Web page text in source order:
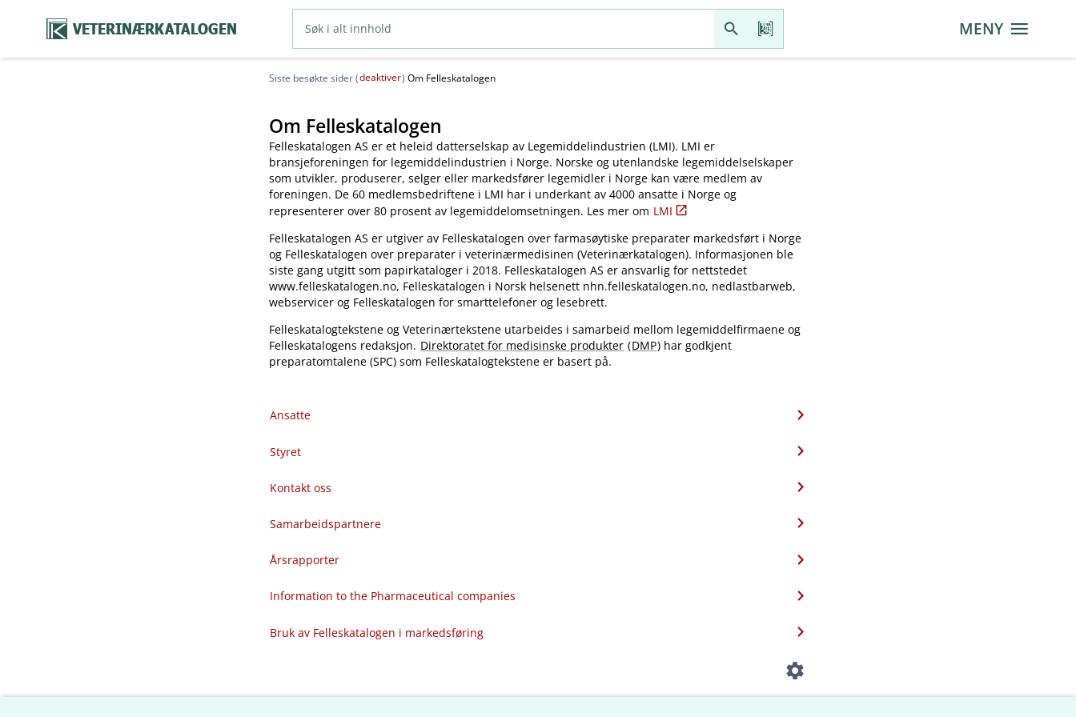
VETERINÆRKATALOGEN MENY
Siste besøkte sider (deaktiver) Om Felleskatalogen
Om Felleskatalogen
Felleskatalogen AS er et heleid datterselskap av Legemiddelindustrien (LMI). LMI er
bransjeforeningen for legemiddelindustrien i Norge. Norske og utenlandske legemiddelselskaper
som utvikler, produserer, selger eller markedsfører legemidler i Norge kan være medlem av
foreningen. De 60 medlemsbedriftene i LMI har i underkant av 4000 ansatte i Norge og
representerer over 80 prosent av legemiddelomsetningen. Les mer om LMI
Felleskatalogen AS er utgiver av Felleskatalogen over farmasøytiske preparater markedsført i Norge
og Felleskatalogen over preparater i veterinærmedisinen (Veterinærkatalogen). Informasjonen ble
siste gang utgitt som papirkataloger i 2018. Felleskatalogen AS er ansvarlig for nettstedet
www.felleskatalogen.no, Felleskatalogen i Norsk helsenett nhn.felleskatalogen.no, nedlastbarweb,
webservicer og Felleskatalogen for smarttelefoner og lesebrett.
Felleskatalogtekstene og Veterinærtekstene utarbeides i samarbeid mellom legemiddelfirmaene og
Felleskatalogens redaksjon. Direktoratet for medisinske produkter (DMP) har godkjent
preparatomtalene (SPC) som Felleskatalogtekstene er basert på.
Ansatte
Styret
Kontakt oss
Samarbeidspartnere
Årsrapporter
Information to the Pharmaceutical companies
Bruk av Felleskatalogen i markedsføring